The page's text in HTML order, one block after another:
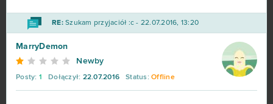
RE:Szukam przyjaciół :c - 22.07.2016, 13:20
MarryDemon
Newby
Posty: 1 Dołączył: 22.07.2016 Status: Offline